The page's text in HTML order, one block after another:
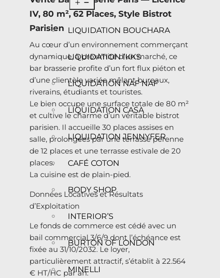
LIQUIDATION BOUCHARA
LIQUIDATION IKKS
LIQUIDATION NAF NAF
LIQUIDATION CASA
LIQUIDATION JENNYFER
CAFÉ COTON
BODY SHOP
INTERIOR’S
BURTON OF LONDON
MINELLI
IV, 80 m², 62 Places, Style Bistrot
Parisien
Au cœur d’un environnement commerçant
dynamique, à proximité d’un marché, ce
bar brasserie profite d’un fort flux piéton et
d’une clientèle variée mêlant bureaux,
riverains, étudiants et touristes.
Le bien occupe une surface totale de 80 m²
et cultive le charme d’un véritable bistrot
parisien. Il accueille 30 places assises en
salle, prolongées par une terrasse pérenne
de 12 places et une terrasse estivale de 20
places.
La cuisine est de plain-pied.
Données Locatives et Résultats
d’Exploitation
Le fonds de commerce est cédé avec un
bail commercial 3/6/9 dont l’échéance est
fixée au 31/10/2032. Le loyer,
particulièrement attractif, s’établit à 22.564
€ HT/HC par an.